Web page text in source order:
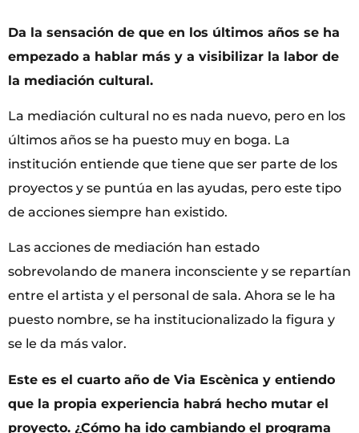
Da la sensación de que en los últimos años se ha
empezado a hablar más y a visibilizar la labor de
la mediación cultural.
La mediación cultural no es nada nuevo, pero en los
últimos años se ha puesto muy en boga. La
institución entiende que tiene que ser parte de los
proyectos y se puntúa en las ayudas, pero este tipo
de acciones siempre han existido.
Las acciones de mediación han estado
sobrevolando de manera inconsciente y se repartían
entre el artista y el personal de sala. Ahora se le ha
puesto nombre, se ha institucionalizado la figura y
se le da más valor.
Este es el cuarto año de Via Escènica y entiendo
que la propia experiencia habrá hecho mutar el
proyecto. ¿Cómo ha ido cambiando el programa